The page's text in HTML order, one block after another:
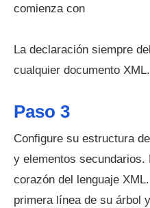
comienza con
La declaración siempre
cualquier documento XML.
Paso 3
Configure su estructura
y elementos
corazón del lenguaje
primera línea de su árbol